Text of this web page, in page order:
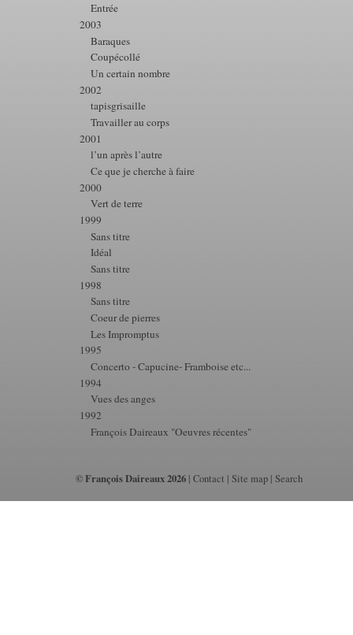
Entrée
2003
Baraques
Coupécollé
Un certain nombre
2002
tapisgrisaille
Travailler au corps
2001
l’un après l’autre
Ce que je cherche à faire
2000
Vert de terre
1999
Sans titre
Idéal
Sans titre
1998
Sans titre
Coeur de pierres
Les Impromptus
1995
Concerto - Capucine- Framboise etc...
1994
Vues des anges
1992
François Daireaux "Oeuvres récentes"
© François Daireaux 2026 |Contact |Site map |Search